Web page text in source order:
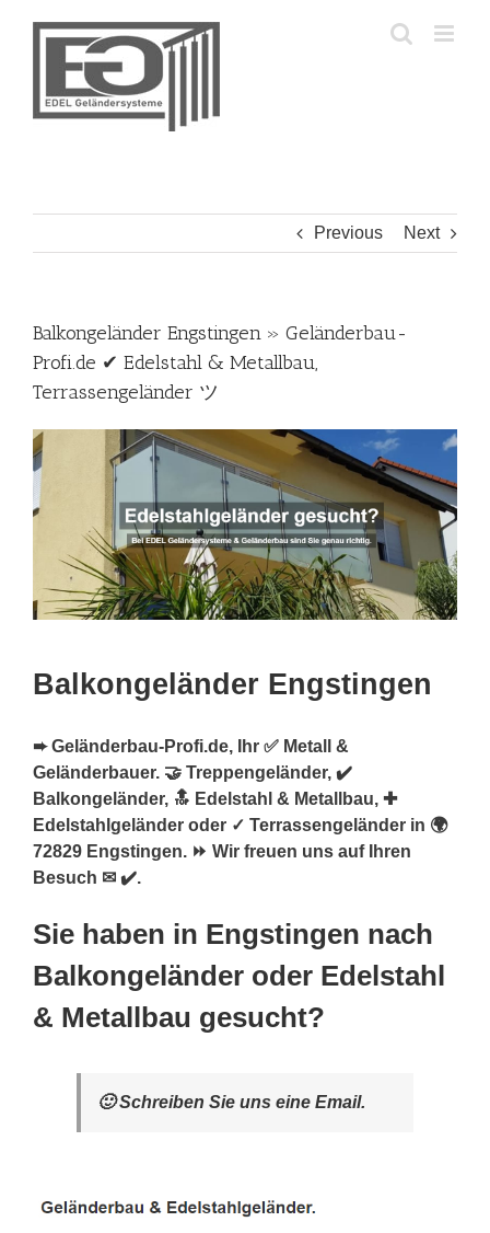
Previous Next
Balkongeländer Engstingen » Geländerbau-
Profi.de ✔ Edelstahl & Metallbau,
Terrassengeländer ツ
Balkongeländer Engstingen
➨ Geländerbau-Profi.de, Ihr ✅ Metall &
Geländerbauer. 🤝 Treppengeländer, ✔️
Balkongeländer, 🔝 Edelstahl & Metallbau, ✚
Edelstahlgeländer oder ✓ Terrassengeländer in 🌍
72829 Engstingen. ⏩ Wir freuen uns auf Ihren
Besuch ✉ ✔️.
Sie haben in Engstingen nach
Balkongeländer oder Edelstahl
& Metallbau gesucht?
🙂 Schreiben Sie uns eine Email.